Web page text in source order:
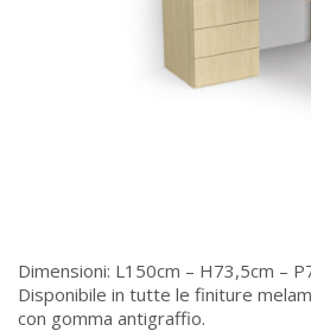
Dimensioni: L150cm – H73,5cm –
Disponibile in tutte le finiture
con gomma antigraffio.